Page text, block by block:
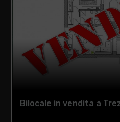
Bilocale in vendita a